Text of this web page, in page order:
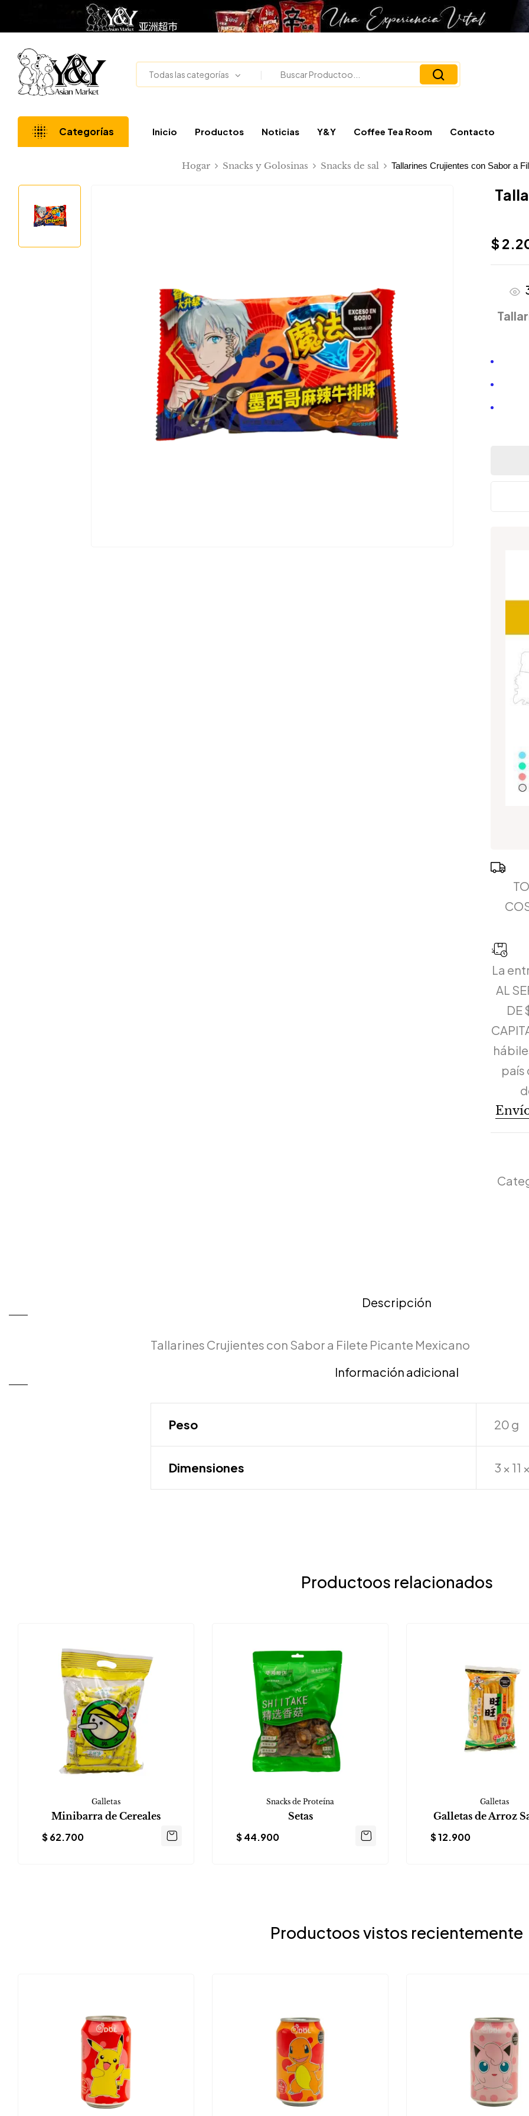
Todas las categorías
Categorías Inicio Productos Noticias Y&Y Coffee Tea Room Contacto
Hogar Snacks y Golosinas Snacks de sal Tallarines Crujientes con Sabor a
$
La
AL
DE
país
Descripción
Tallarines Crujientes con Sabor a Filete Picante Mexicano
Información adicional
Peso 20 g
Dimensiones 3 × 11
Productoos relacionados
Galletas
Minibarra de Cereales
$62.700
Snacks de Proteína
Setas
$44.900
Galletas
Galletas de Arroz
$12.900
Productoos vistos recientemente